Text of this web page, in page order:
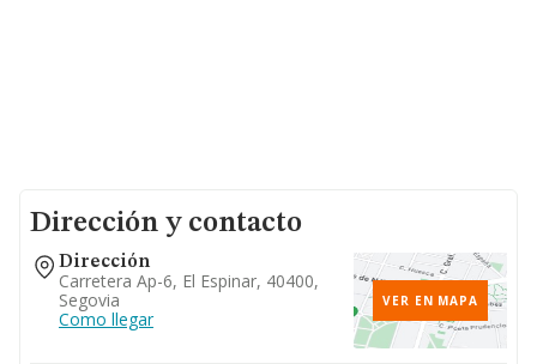
Dirección y contacto
Dirección
Carretera Ap-6, El Espinar, 40400,
Segovia
Como llegar
VER EN MAPA